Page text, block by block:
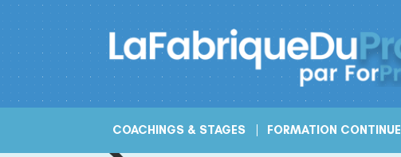
Skip
to
COACHINGS & STAGES FORMATION CONTINUE